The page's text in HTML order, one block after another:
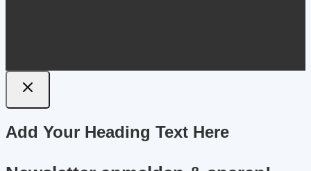
Add Your Heading Text Here